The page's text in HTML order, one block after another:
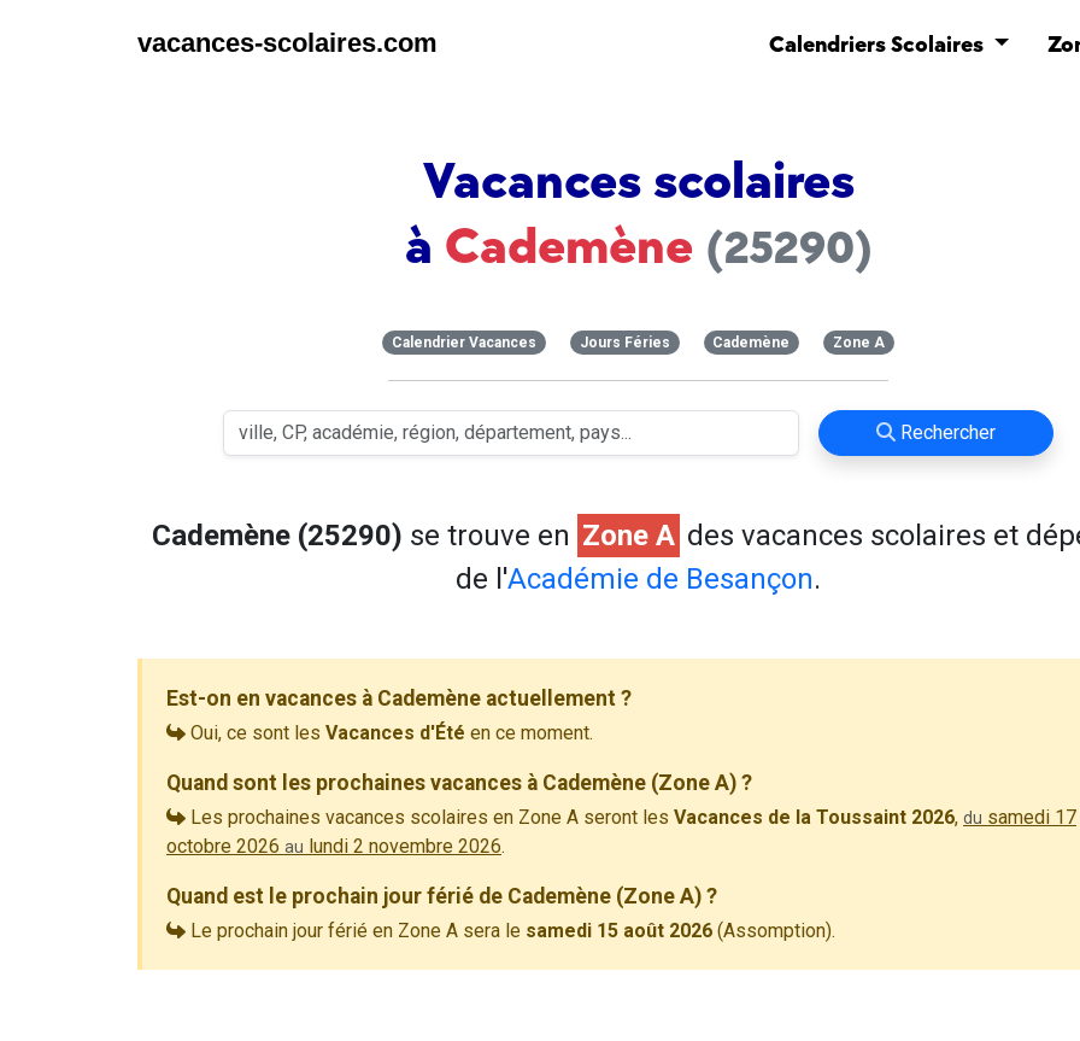
vacances-scolaires.com Calendriers Scolaires
Vacances scolaires
à Cademène (25290)
Calendrier Vacances Jours Féries Cademène Zone A
Rechercher
Cademène (25290) se trouve en Zone A des vacances scolaires et
de l'Académie de Besançon.
Est-on en vacances à Cademène actuellement ?
Oui, ce sont les Vacances d'Été en ce moment.
Quand sont les prochaines vacances à Cademène (Zone A) ?
Les prochaines vacances scolaires en Zone A seront les Vacances de la Toussaint 2026, du samedi 17
octobre 2026 au lundi 2 novembre 2026.
Quand est le prochain jour férié de Cademène (Zone A) ?
Le prochain jour férié en Zone A sera le samedi 15 août 2026 (Assomption).